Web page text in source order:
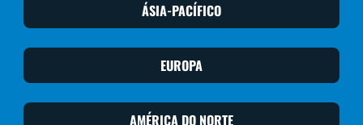
ÁSIA-PACÍFICO
EUROPA
AMÉRICA DO NORTE